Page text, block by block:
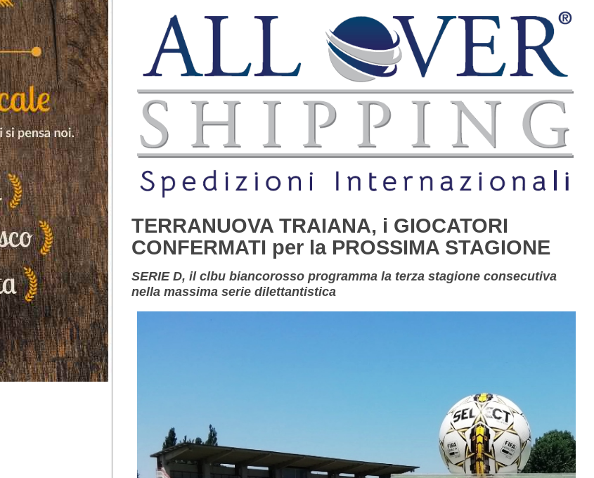
TERRANUOVA TRAIANA, i GIOCATORI
CONFERMATI per la PROSSIMA STAGIONE
SERIE D, il clbu biancorosso programma la terza stagione consecutiva
nella massima serie dilettantistica